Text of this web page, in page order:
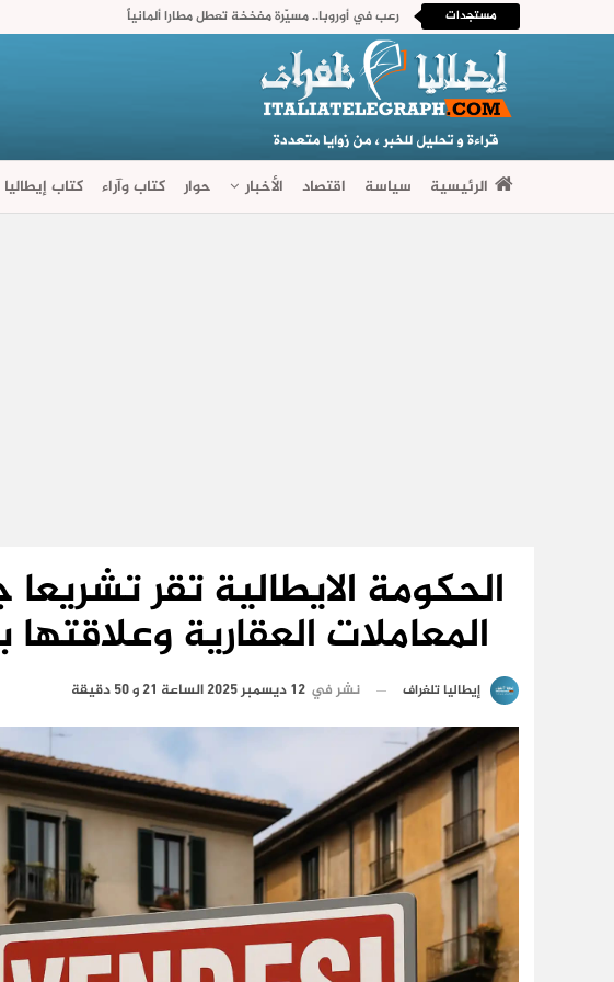
مستجدات رعب في أوروبا.. مسيّرة مفخخة تعطل مطارا ألمانياً
الرئيسية سياسة اقتصاد الأخبار حوار كتاب وآراء كتاب
الحكومة الايطالية تقر
المعاملات العقارية
إيطاليا تلغراف نشر في 12 ديسمبر 2025 الساعة 21 و 50 دقيقة